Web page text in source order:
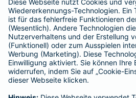
BELIEBTE
Kranken-